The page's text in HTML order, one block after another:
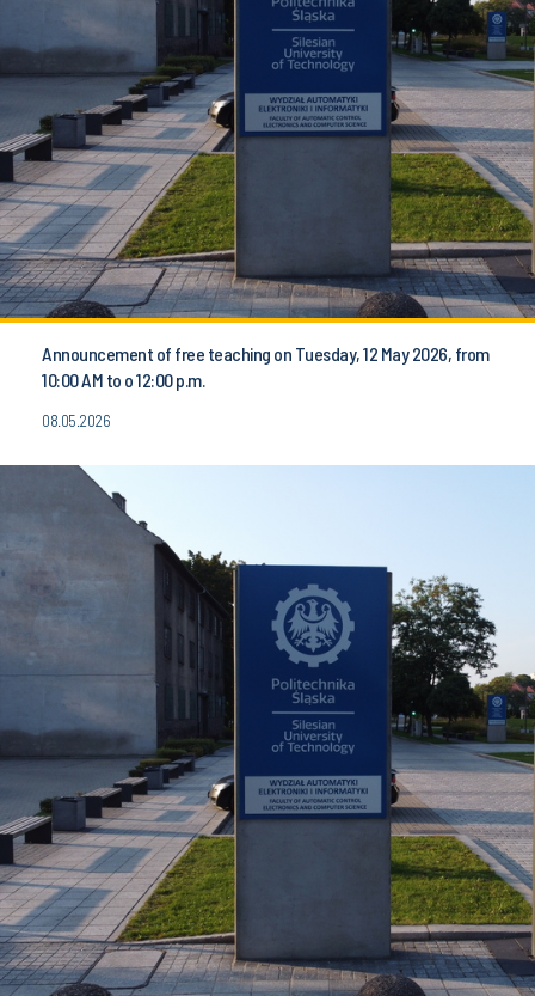
Announcement of free teaching on Tuesday, 12 May 2026, from
10:00 AM to o 12:00 p.m.
08.05.2026